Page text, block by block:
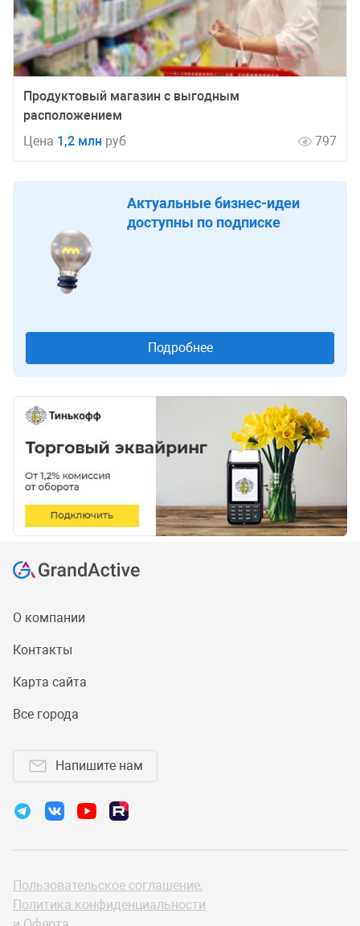
Продуктовый магазин с выгодным
расположением
Цена 1,2 млн руб 797
Актуальные бизнес-идеи
доступны по подписке
Подробнее
О компании
Контакты
Карта сайта
Все города
Напишите нам
Пользовательское соглашение,
Политика конфиденциальности